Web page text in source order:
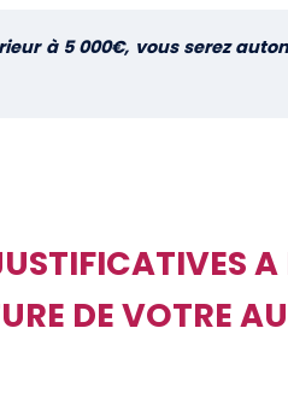
à 5 000€, vous serez
DE VOTRE